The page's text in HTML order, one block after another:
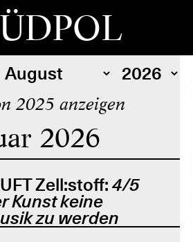
2025 anzeigen
2026
Zell:stoff: 4/5
Kunst keine
zu werden